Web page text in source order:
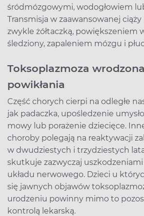
śródmózgowymi, wodogłowiem
Transmisja w zaawansowanej ciąży
zwykle żółtaczką, powiększeniem
śledziony, zapaleniem mózgu i
Toksoplazmoza
powikłania
Część chorych cierpi na odległe
jak padaczka, upośledzenie
mowy lub porażenie dziecięce.
choroby polegają na reaktywacji
w dwudziestych i trzydziestych
skutkuje zazwyczaj uszkodzeniami
układu nerwowego. Dzieci u
się jawnych objawów
urodzeniu powinny mimo to
kontrolą lekarską.